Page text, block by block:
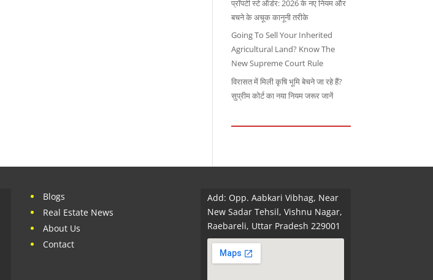
प्रॉपर्टी स्टे ऑर्डर: 2026 के नए नियम और
बचने के अचूक कानूनी तरीके
Going To Sell Your Inherited
Agricultural Land? Know The
New Supreme Court Rule
विरासत में मिली कृषि भूमि बेचने जा रहे हैं?
सुप्रीम कोर्ट का नया नियम जरूर जानें
Blogs
Real Estate News
About Us
Contact
Add: Opp. Aabkari Vibhag, Near
New Sadar Tehsil, Vishnu Nagar,
Raebareli, Uttar Pradesh 229001